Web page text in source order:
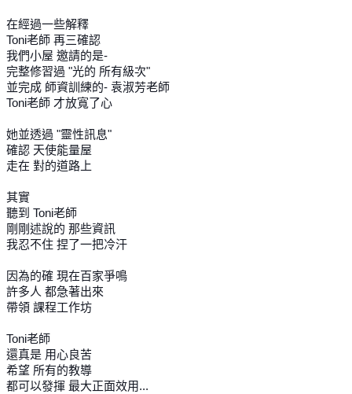
在經過一些解釋
Toni老師 再三確認
我們小屋 邀請的是-
完整修習過 "光的 所有級次"
並完成 師資訓練的- 袁淑芳老師
Toni老師 才放寬了心
她並透過 "靈性訊息"
確認 天使能量屋
走在 對的道路上
其實
聽到 Toni老師
剛剛述說的 那些資訊
我忍不住 捏了一把冷汗
因為的確 現在百家爭鳴
許多人 都急著出來
帶領 課程工作坊
Toni老師
還真是 用心良苦
希望 所有的教導
都可以發揮 最大正面效用...